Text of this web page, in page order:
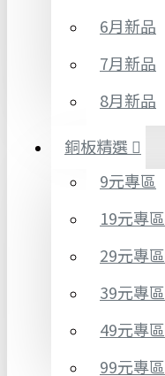
6月新品
7月新品
8月新品
銅板精選
9元專區
19元專區
29元專區
39元專區
49元專區
99元專區